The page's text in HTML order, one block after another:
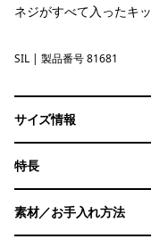
ネジがすべて入ったキ
Silver
SIL | 製品番号 81681
サイズ情報
特長
素材／お手入れ方法